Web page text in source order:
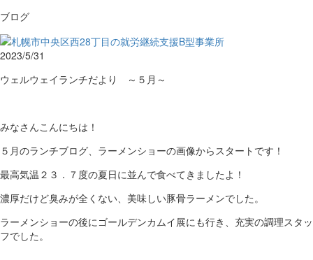
ブログ
2023/5/31
ウェルウェイランチだより ～５月～
みなさんこんにちは！
５月のランチブログ、ラーメンショーの画像からスタートです！
最高気温２３．７度の夏日に並んで食べてきましたよ！
濃厚だけど臭みが全くない、美味しい豚骨ラーメンでした。
ラーメンショーの後にゴールデンカムイ展にも行き、充実の調理スタッ
フでした。